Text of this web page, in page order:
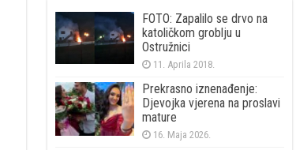
FOTO: Zapalilo se drvo na
katoličkom groblju u
Ostružnici
11. Aprila 2018.
Prekrasno iznenađenje:
Djevojka vjerena na proslavi
mature
16. Maja 2026.